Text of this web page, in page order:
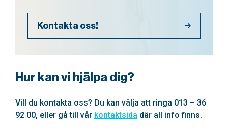
Kontakta oss!
Hur kan vi hjälpa dig?
Vill du kontakta oss? Du kan välja att ringa 013 – 36
92 00, eller gå till vår kontaktsida där all info finns.